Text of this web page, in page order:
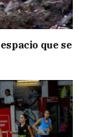
que se